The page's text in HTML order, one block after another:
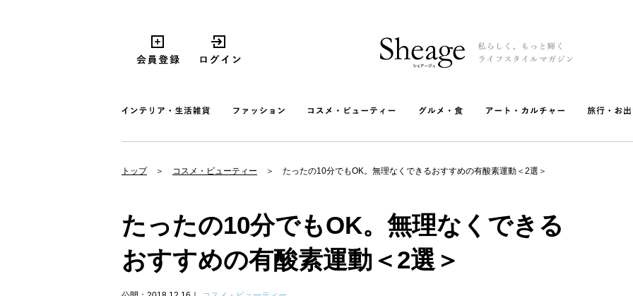
トップ コスメ・ビューティー たったの10分でもOK。無理なくできるおすすめの有酸素運動＜2選＞
たったの10分でもOK。無理なくできる
おすすめの有酸素運動＜2選＞